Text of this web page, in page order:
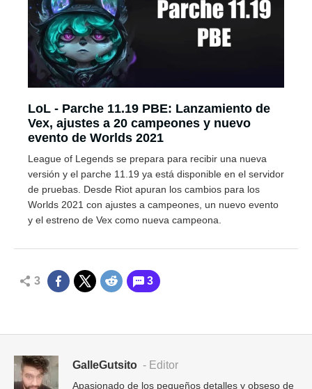
LoL - Parche 11.19 PBE: Lanzamiento de
Vex, ajustes a 20 campeones y nuevo
evento de Worlds 2021
League of Legends se prepara para recibir una nueva
versión y el parche 11.19 ya está disponible en el servidor
de pruebas. Desde Riot apuran los cambios para los
Worlds 2021 con ajustes a campeones, un nuevo evento
y el estreno de Vex como nueva campeona.
3 3
GalleGutsito - Editor
Apasionado de los pequeños detalles y obseso de